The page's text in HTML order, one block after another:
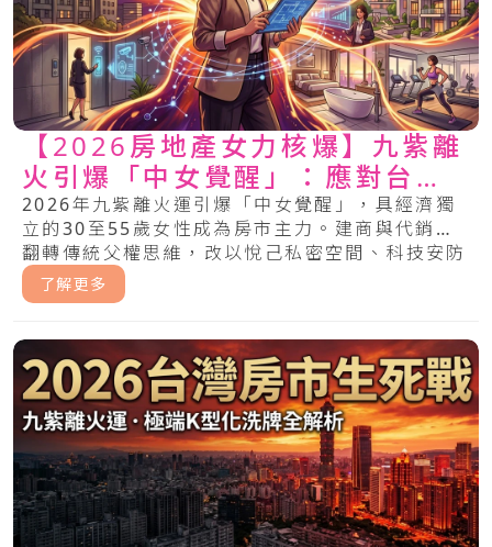
【2026房地產女力核爆】九紫離
火引爆「中女覺醒」：應對台灣
房地產危機與莊家求生秘術
2026年九紫離火運引爆「中女覺醒」，具經濟獨
立的30至55歲女性成為房市主力。建商與代銷須
翻轉傳統父權思維，改以悅己私密空間、科技安防
與情緒價值回應女性剛需，才能掌握地產新金權。
了解更多